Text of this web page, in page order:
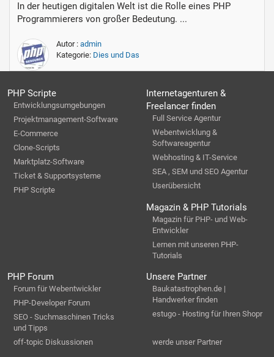
In der heutigen digitalen Welt ist die Rolle eines PHP
Programmierers von großer Bedeutung. ...
Autor : admin
Kategorie: Dies und Das
PHP Scripte
Entwicklungsumgebungen
Projektmanagement-Software
E-Commerce
Clone-Scripts
Marktplatz-Software
Ticket & Supportsysteme
PHP Scripte
Internetagenturen &
Freelancer finden
Full Service Agentur
Webentwicklung &
Softwareagentur
Webhosting & IT-Service
SEA , SEM und SEO Agentur
Userübersicht
Magazin & PHP Tutorials
Magazin für PHP- und Web-
Entwickler
Lernen mit unseren PHP-
Tutorials
PHP Forum
Forum für Webentwickler
PHP-Developer Forum
SEO - Suchmaschinen Tricks
und Tipps
off-topic Diskussionen
Unsere Partner
Baukatastrophen.de |
Handwerker finden
estugo - Hosting für Ihren Shopr
werde unser Partner